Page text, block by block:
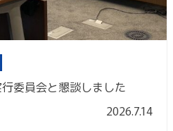
委員会と懇談しました
2026.7.14